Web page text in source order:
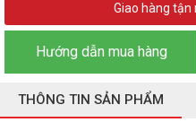
Giao hàng tận
Hướng dẫn mua hàng
THÔNG TIN SẢN PHẨM